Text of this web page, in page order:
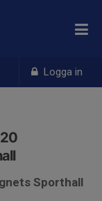
Logga in
Sporthall